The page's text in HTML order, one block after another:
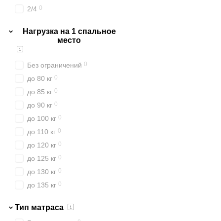
150х200 101
1
160x190 1
160х200
170х190
170х200
180х190
180x190
180х200
180x200
200х200
2/4 0
4/5 0
3,5/3,5
Нагрузка на 1 спальное
место
Без ограничений 0
до 80 кг 0
до 85 кг 0
до 90 кг 0
до 100 кг 0
до 110 кг 0
до 120 кг 0
до 125 кг 0
до 130 кг 0
до 135 кг 0
до 145 кг 0
Тип матраса